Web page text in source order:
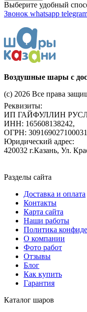
Выберите удобный
Звонок whatsapp
Воздушные шары с
(c) 2026 Все права
Реквизиты:
ИП ГАЙФУЛЛИН
ИНН: 165608138242,
ОГРН:
Юридический адрес:
420032 г.Казань, Ул.
Разделы сайта
Доставка и оплата
Контакты
Карта сайта
Наши работы
Политика
О компании
Фото работ
Отзывы
Блог
Как купить
Гарантия
Каталог шаров